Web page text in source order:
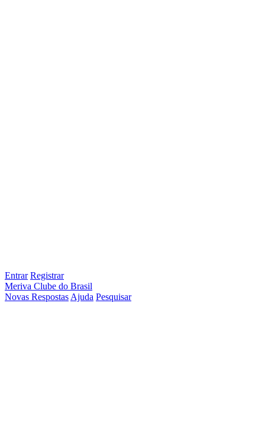
Entrar Registrar
Meriva Clube do Brasil
Novas Respostas Ajuda Pesquisar